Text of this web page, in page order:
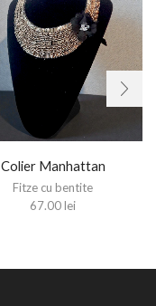
Colier Manhattan
Fitze cu bentite
67.00 lei